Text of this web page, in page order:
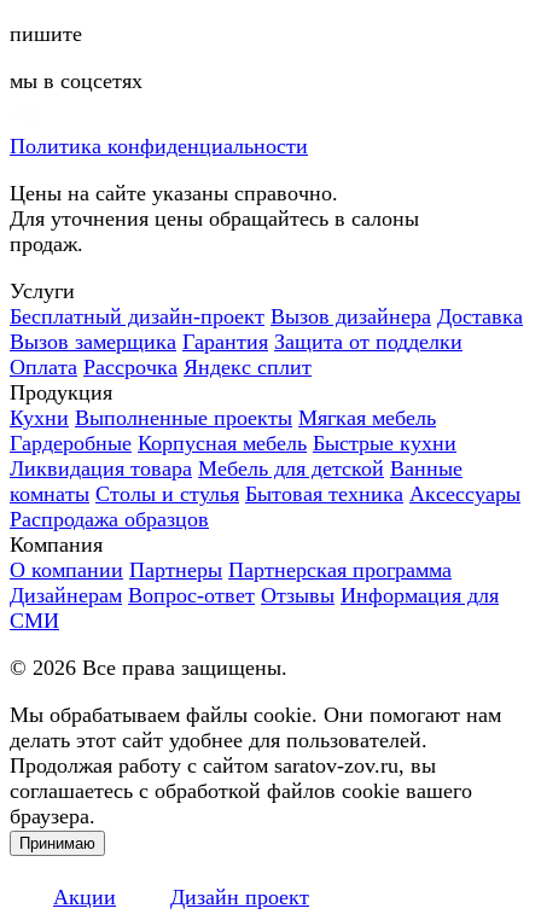
пишите
мы в соцсетях
Политика конфиденциальности
Цены на сайте указаны справочно.
Для уточнения цены обращайтесь в салоны
продаж.
Услуги
Бесплатный дизайн-проект Вызов дизайнера Доставка
Вызов замерщика Гарантия Защита от подделки
Оплата Рассрочка Яндекс сплит
Продукция
Кухни Выполненные проекты Мягкая мебель
Гардеробные Корпусная мебель Быстрые кухни
Ликвидация товара Мебель для детской Ванные
комнаты Столы и стулья Бытовая техника Аксессуары
Распродажа образцов
Компания
О компании Партнеры Партнерская программа
Дизайнерам Вопрос-ответ Отзывы Информация для
СМИ
© 2026 Все права защищены.
Мы обрабатываем файлы cookie. Они помогают нам
делать этот сайт удобнее для пользователей.
Продолжая работу с сайтом saratov-zov.ru, вы
соглашаетесь с обработкой файлов cookie вашего
браузера.
Принимаю
Акции Дизайн проект